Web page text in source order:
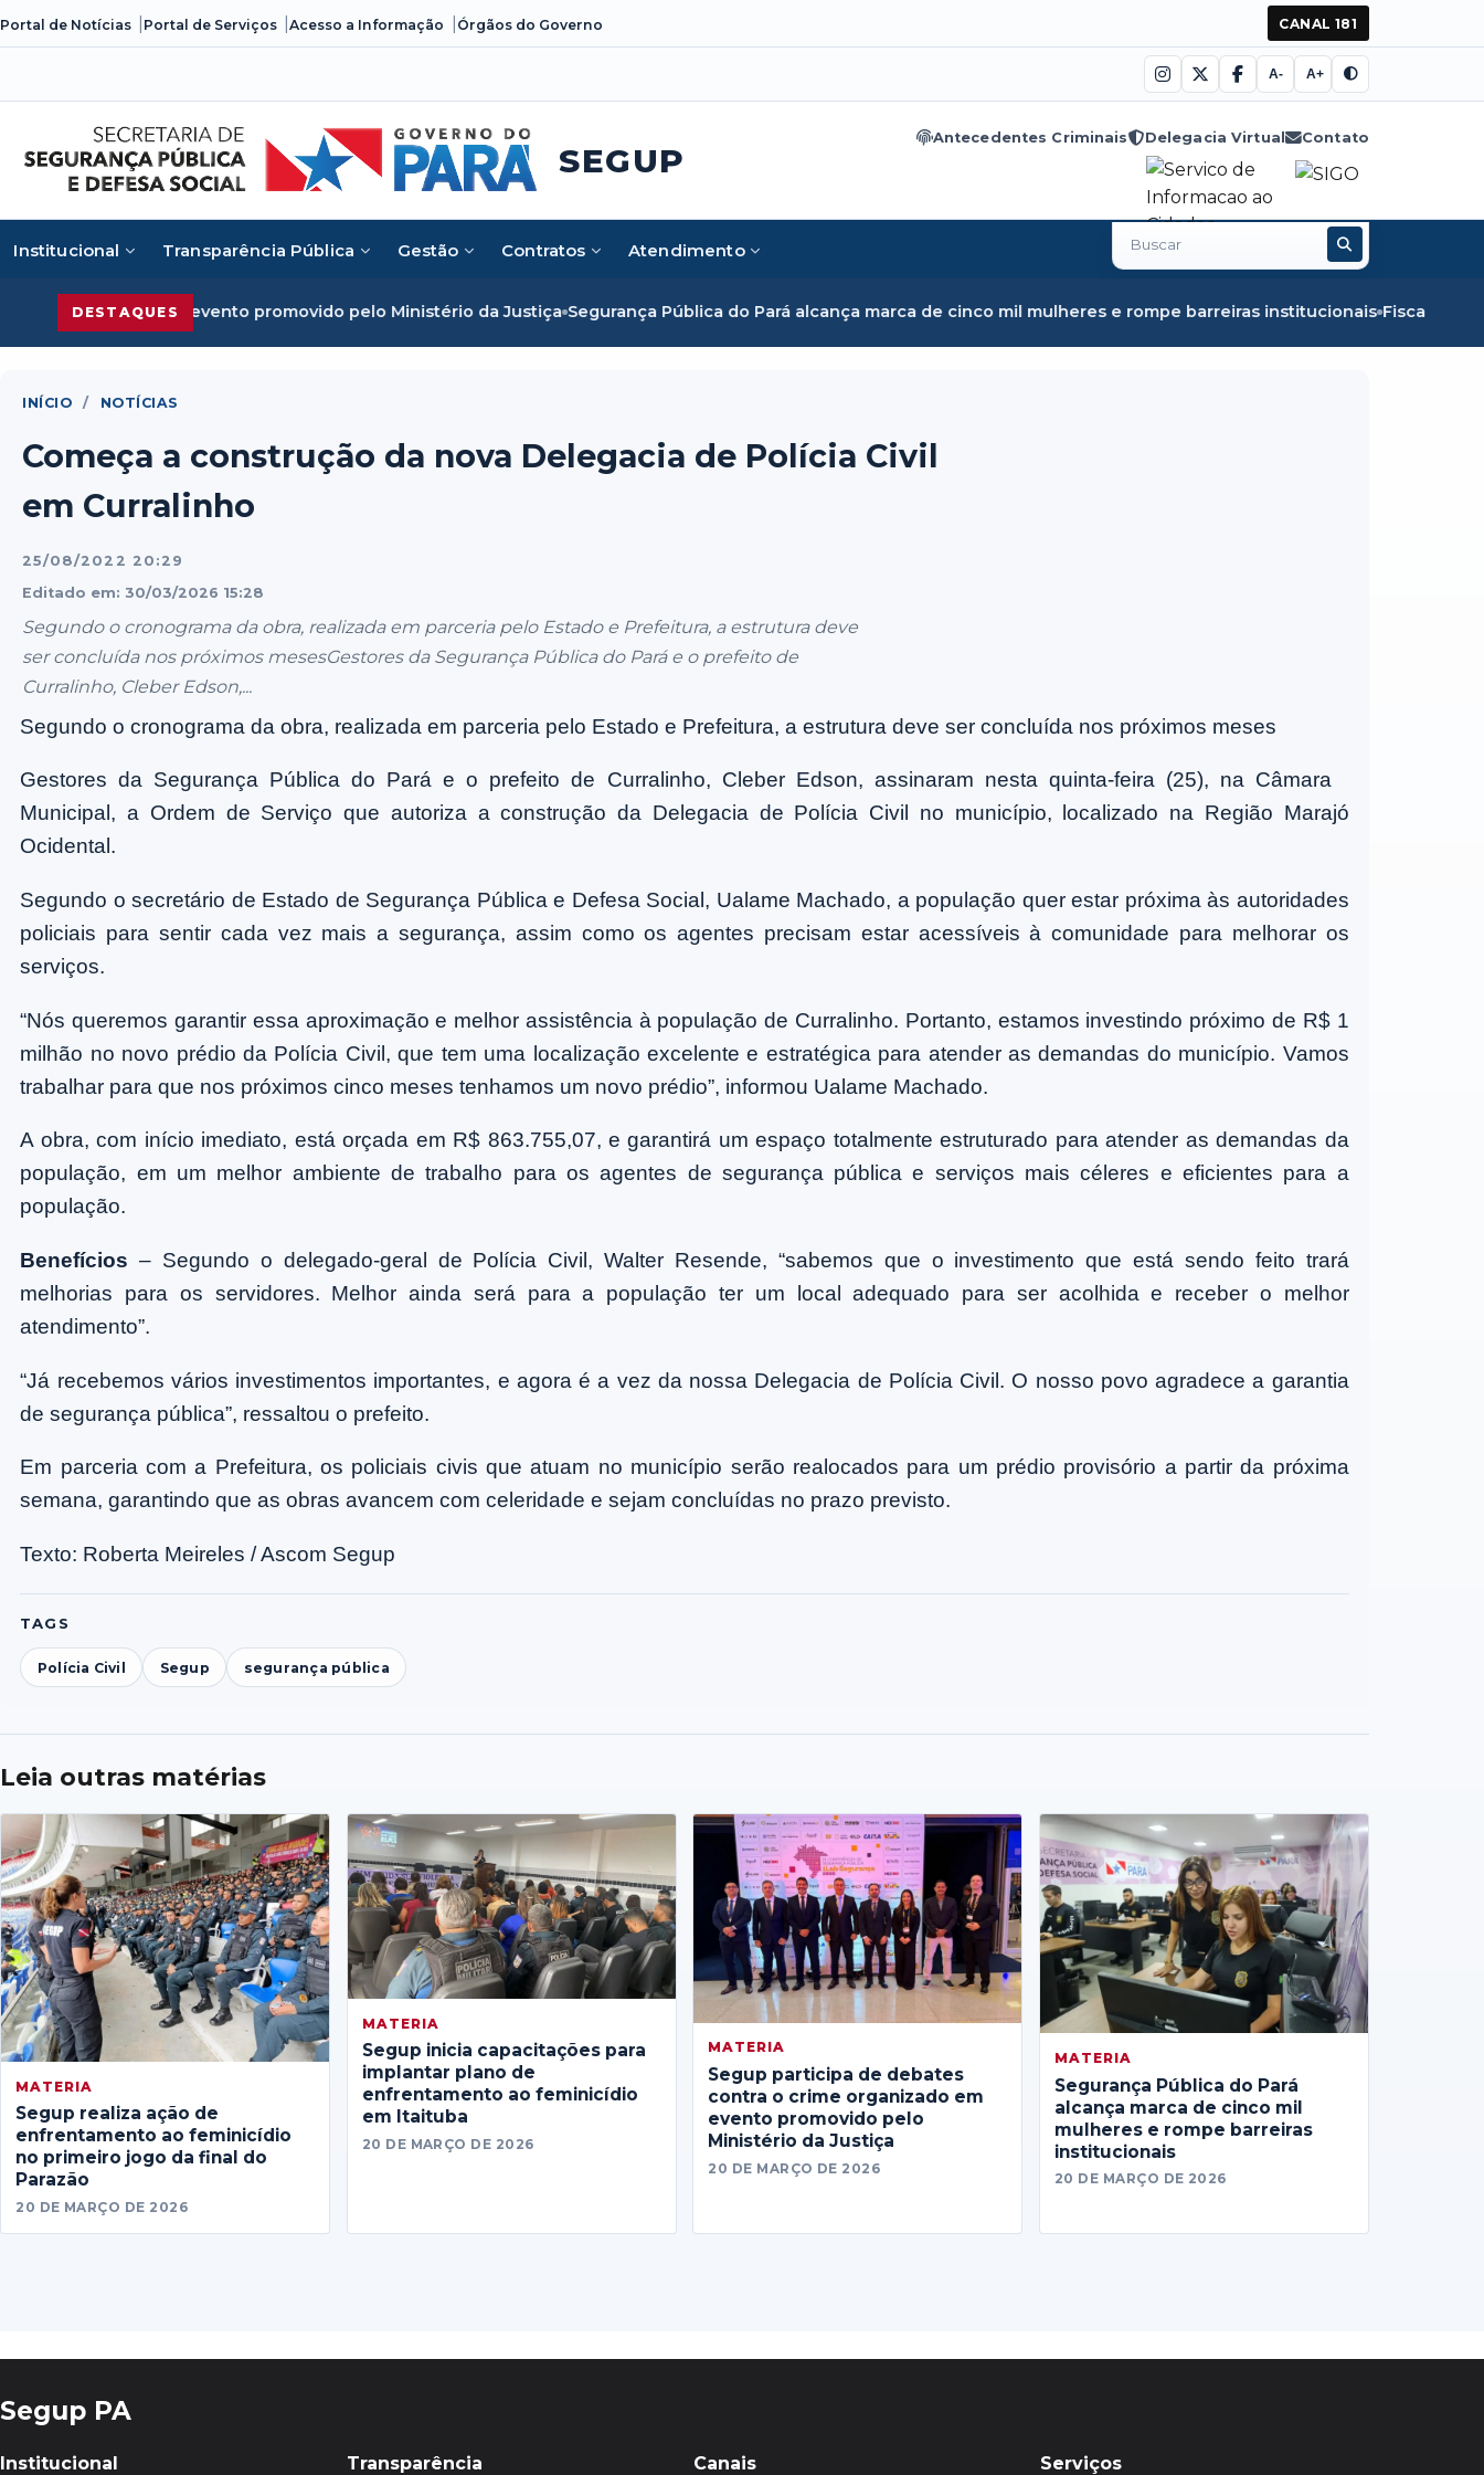
Portal de Notícias Portal de Serviços Acesso a Informação Órgãos do Governo CANAL 181
A- A+
SEGUP
Antecedentes Criminais Delegacia Virtual Contato
Institucional Transparência Pública Gestão Contratos Atendimento
Buscar
no
DESTAQUES
em evento promovido pelo Ministério da Justiça Segurança Pública do Pará alcança marca de cinco mil mulheres e rompe barreiras institucionais Fiscalização em
INÍCIO / NOTÍCIAS
Começa a construção da nova Delegacia de Polícia Civil
em Curralinho
25/08/2022 20:29
Editado em: 30/03/2026 15:28
Segundo o cronograma da obra, realizada em parceria pelo Estado e Prefeitura, a estrutura deve
ser concluída nos próximos mesesGestores da Segurança Pública do Pará e o prefeito de
Curralinho, Cleber Edson,...
Segundo o cronograma da obra, realizada em parceria pelo Estado e Prefeitura, a estrutura deve ser concluída nos próximos meses
Gestores da Segurança Pública do Pará e o prefeito de Curralinho, Cleber Edson, assinaram nesta quinta-feira (25), na Câmara
Municipal, a Ordem de Serviço que autoriza a construção da Delegacia de Polícia Civil no município, localizado na Região Marajó
Ocidental.
Segundo o secretário de Estado de Segurança Pública e Defesa Social, Ualame Machado, a população quer estar próxima às autoridades
policiais para sentir cada vez mais a segurança, assim como os agentes precisam estar acessíveis à comunidade para melhorar os
serviços.
“Nós queremos garantir essa aproximação e melhor assistência à população de Curralinho. Portanto, estamos investindo próximo de R$ 1
milhão no novo prédio da Polícia Civil, que tem uma localização excelente e estratégica para atender as demandas do município. Vamos
trabalhar para que nos próximos cinco meses tenhamos um novo prédio”, informou Ualame Machado.
A obra, com início imediato, está orçada em R$ 863.755,07, e garantirá um espaço totalmente estruturado para atender as demandas da
população, em um melhor ambiente de trabalho para os agentes de segurança pública e serviços mais céleres e eficientes para a
população.
Benefícios– Segundo o delegado-geral de Polícia Civil, Walter Resende, “sabemos que o investimento que está sendo feito trará
melhorias para os servidores. Melhor ainda será para a população ter um local adequado para ser acolhida e receber o melhor
atendimento”.
“Já recebemos vários investimentos importantes, e agora é a vez da nossa Delegacia de Polícia Civil. O nosso povo agradece a garantia
de segurança pública”, ressaltou o prefeito.
Em parceria com a Prefeitura, os policiais civis que atuam no município serão realocados para um prédio provisório a partir da próxima
semana, garantindo que as obras avancem com celeridade e sejam concluídas no prazo previsto.
Texto: Roberta Meireles / Ascom Segup
TAGS
Polícia Civil Segup segurança pública
Leia outras matérias
MATERIA
Segup realiza ação de
enfrentamento ao feminicídio
no primeiro jogo da final do
Parazão
20 DE MARÇO DE 2026
MATERIA
Segup inicia capacitações para
implantar plano de
enfrentamento ao feminicídio
em Itaituba
20 DE MARÇO DE 2026
MATERIA
Segup participa de debates
contra o crime organizado em
evento promovido pelo
Ministério da Justiça
20 DE MARÇO DE 2026
MATERIA
Segurança Pública do Pará
alcança marca de cinco mil
mulheres e rompe barreiras
institucionais
20 DE MARÇO DE 2026
Segup PA
Institucional Transparência Canais Serviços